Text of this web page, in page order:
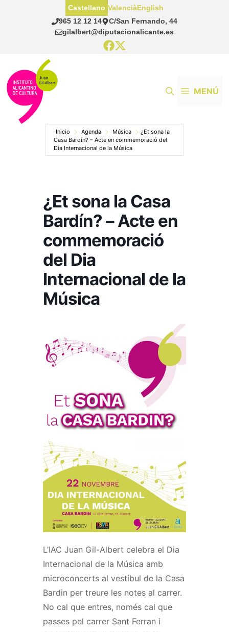
965 12 12 14
C/San Fernando, 44
gilalbert@diputacionalicante.es
Castellano ValenciàEnglish
MENÚ
Inicio Agenda Música
¿Et sona la
Casa Bardín? – Acte en commemoració del
Dia Internacional de la Música
¿Et sona la Casa
Bardín? – Acte en
commemoració
del Dia
Internacional de la
Música
L’IAC Juan Gil-Albert celebra el Dia
Internacional de la Música amb
microconcerts al vestíbul de la Casa
Bardin per treure les notes al carrer.
No cal que entres, només cal que
passes pel carrer Sant Ferran i